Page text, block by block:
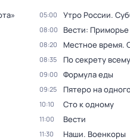
05:00 Утро России.
08:00 Вести: Приморье
08:20 Местное время.
08:35 По секрету
09:00 Формула еды
09:25 Пятеро на
10:10 Сто к одному
11:00 Вести
11:30 Наши. Военкоры